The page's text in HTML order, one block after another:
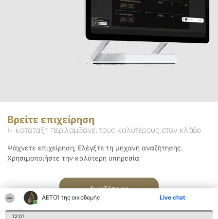
ΑΕΤΟΊ της οικοδομής Live chat
12:01
Βρείτε επιχείρηση
Η κατάταξη περιλαμβάνει τους καλύτερους στον κλάδο
Ψάχνετε επιχείρηση; Ελέγξτε τη μηχανή αναζήτησης.
Χρησιμοποιήστε την καλύτερη υπηρεσία
Αναζήτηση